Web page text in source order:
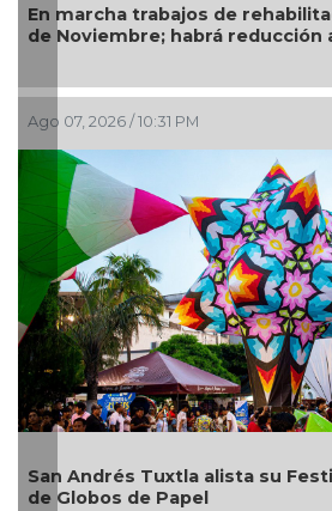
En marcha trabajos de
de Noviembre; habrá reducción
Ago 07, 2026 / 10:31 PM
San Andrés Tuxtla alista su
de Globos de Papel